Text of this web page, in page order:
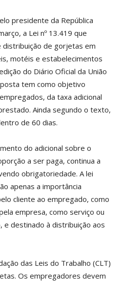
presidente da República
a Lei nº 13.419 que
distribuição de gorjetas em
motéis e estabelecimentos
do Diário Oficial da União
tem como objetivo
da taxa adicional
Ainda segundo o texto,
de 60 dias.
do adicional sobre o
a ser paga, continua a
obrigatoriedade. A lei
apenas a importância
cliente ao empregado, como
empresa, como serviço ou
e destinado à distribuição aos
das Leis do Trabalho (CLT)
Os empregadores devem